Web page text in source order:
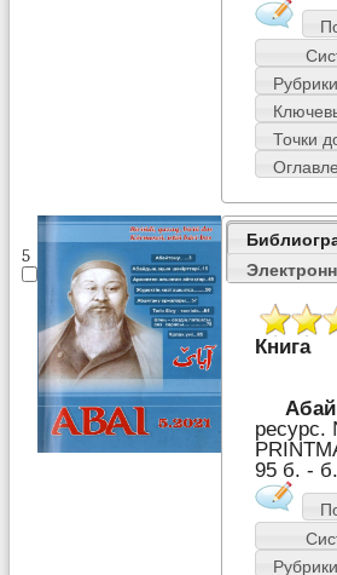
Рубрики
Точки
5
Книга
Абай
95 б. -
Рубрики